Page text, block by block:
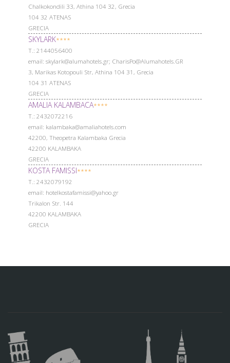
Chalkokondili 33, Athina 104 32, Grecia
104 32 ATENAS
GRECIA
SKYLARK****
Т.: 2144056400
email: skylark@alumahotels.gr; CharisPo@Alumahotels.GR
3, Marikas Kotopouli Str, Athina 104 31, Grecia
104 31 ATENAS
GRECIA
AMALIA KALAMBACA****
Т.: 2432072216
email: kalambaka@amaliahotels.com
42200, Theopetra Kalambaka Grecia
42200 KALAMBAKA
GRECIA
KOSTA FAMISSI****
Т.: 2432079192
email: hotelkostafamissi@yahoo.gr
Trikalon Str. 144
42200 KALAMBAKA
GRECIA